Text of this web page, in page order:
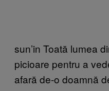
sun’in Toată lumea
picioare pentru a
afară de-o doamnă